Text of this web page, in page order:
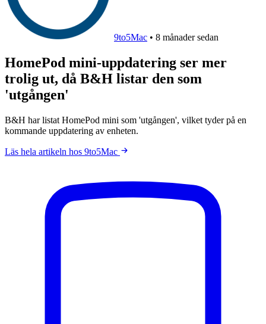
9to5Mac • 8 månader sedan
HomePod mini-uppdatering ser mer
trolig ut, då B&H listar den som
'utgången'
B&H har listat HomePod mini som 'utgången', vilket tyder på en
kommande uppdatering av enheten.
Läs hela artikeln hos 9to5Mac